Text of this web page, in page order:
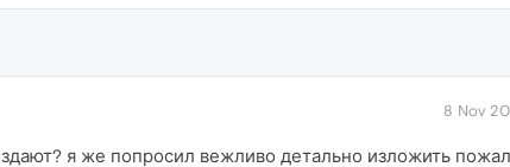
8 Nov
я же попросил вежливо детально изложить